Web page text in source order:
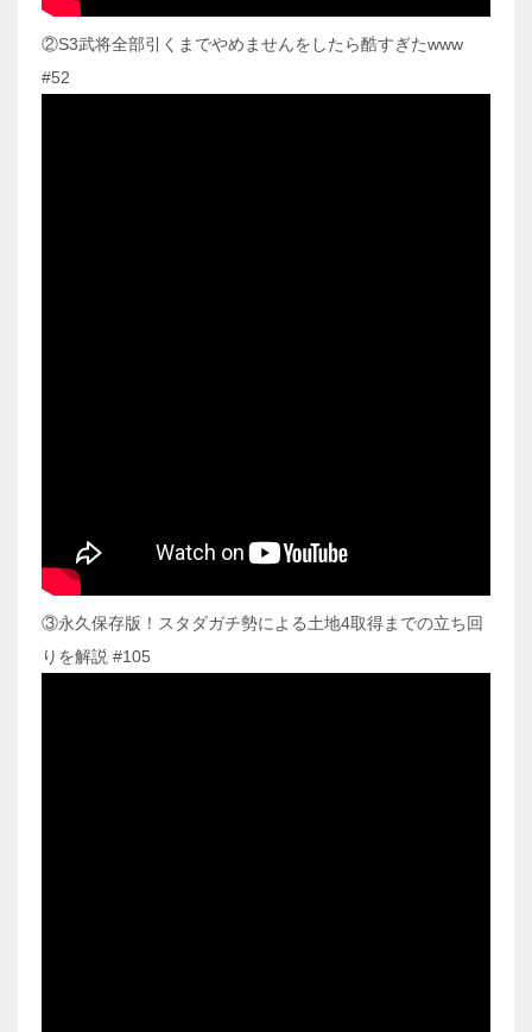
②S3武将全部引くまでやめませんをしたら酷すぎたwww
#52
③永久保存版！スタダガチ勢による土地4取得までの立ち回
りを解説 #105